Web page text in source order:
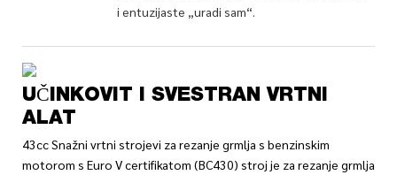
i entuzijaste „uradi sam“.
UČINKOVIT I SVESTRAN VRTNI
ALAT
43cc Snažni vrtni strojevi za rezanje grmlja s benzinskim
motorom s Euro V certifikatom (BC430) stroj je za rezanje grmlja